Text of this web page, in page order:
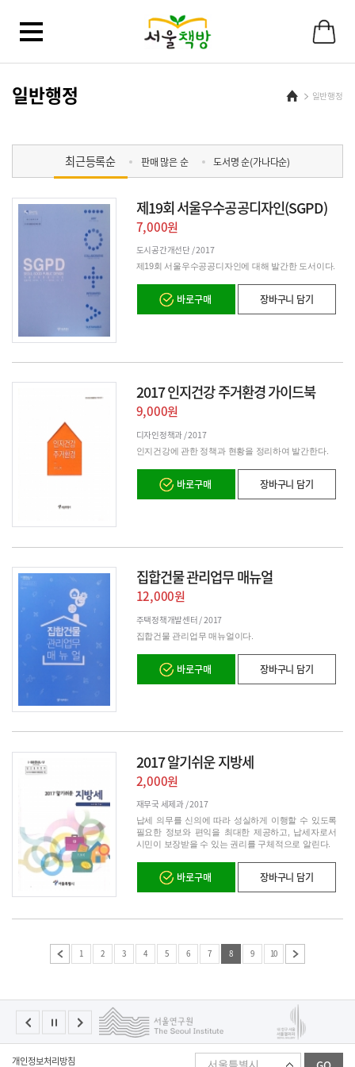
메
일반행정 Home일반행정
최근등록순 판매 많은 순 도서명 순(가나다순)
제19회 서울우수공공디자인(SGPD)
7,000원
도시공간개선단 /2017
제19회 서울우수공공디자인에 대해 발간한 도서이다.
바로구매 장바구니 담기
2017 인지건강 주거환경 가이드북
9,000원
디자인정책과 /2017
인지건강에 관한 정책과 현황을 정리하여 발간한다.
바로구매 장바구니 담기
집합건물 관리업무 매뉴얼
12,000원
주택정책개발센터 /2017
집합건물 관리업무 매뉴얼이다.
바로구매 장바구니 담기
2017 알기쉬운 지방세
2,000원
재무국 세제과 /2017
납세 의무를 신의에 따라 성실하게 이행할 수 있도록
필요한 정보와 편익을 최대한 제공하고, 납세자로서
시민이 보장받을 수 있는 권리를 구체적으로 알린다.
바로구매 장바구니 담기
1 2 3 4 5 6 7 8 9 10
개인정보처리방침